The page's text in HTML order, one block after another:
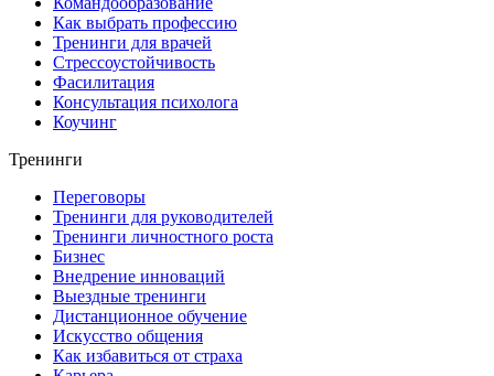
Как выбрать профессию
Тренинги для врачей
Стрессоустойчивость
Фасилитация
Консультация психолога
Коучинг
Тренинги
Переговоры
Тренинги для руководителей
Тренинги личностного роста
Бизнес
Внедрение инноваций
Выездные тренинги
Дистанционное обучение
Искусство общения
Как избавиться от страха